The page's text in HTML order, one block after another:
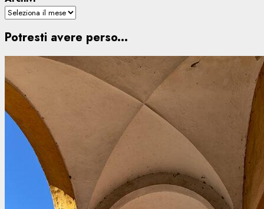
Potresti avere perso...